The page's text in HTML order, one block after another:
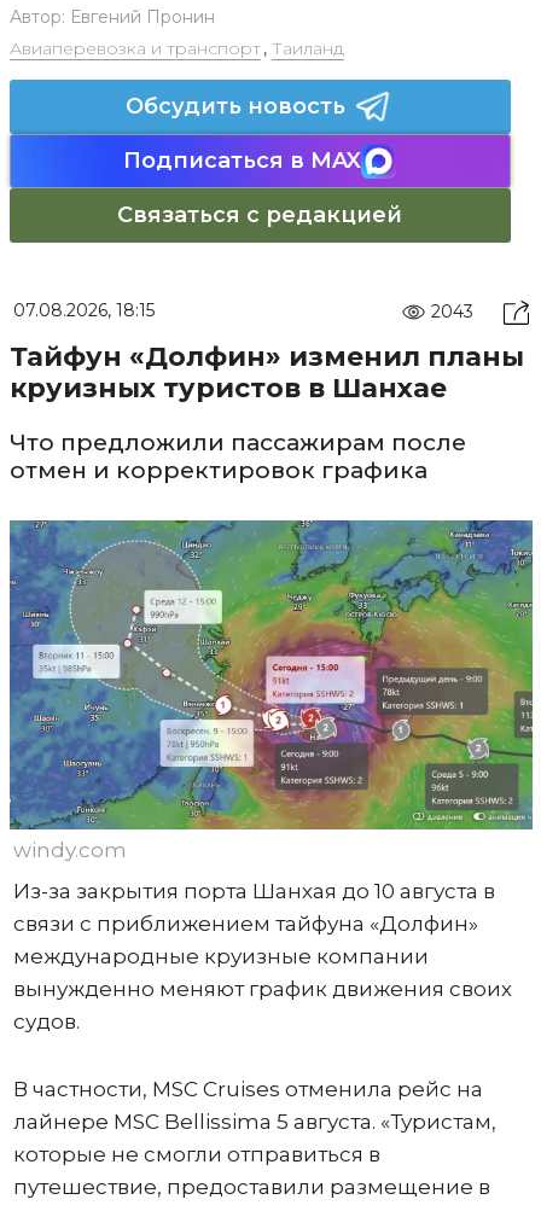
Автор: Евгений Пронин
Авиаперевозка и транспорт, Таиланд
Обсудить новость
Подписаться в MAX
Связаться с редакцией
07.08.2026, 18:15 2043
Тайфун «Долфин» изменил планы
круизных туристов в Шанхае
Что предложили пассажирам после
отмен и корректировок графика
windy.com
Из-за закрытия порта Шанхая до 10 августа в
связи с приближением тайфуна «Долфин»
международные круизные компании
вынужденно меняют график движения своих
судов.
В частности, MSC Cruises отменила рейс на
лайнере MSC Bellissima 5 августа. «Туристам,
которые не смогли отправиться в
путешествие, предоставили размещение в